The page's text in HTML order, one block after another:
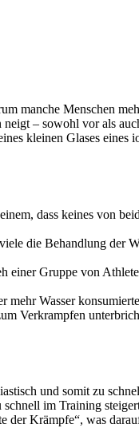
manche Menschen
– sowohl vor als
kleinen Glases eines
dass keines von
die Behandlung der
Gruppe von
Wasser
Verkrampfen
und somit zu
im Training
der Krämpfe“, was